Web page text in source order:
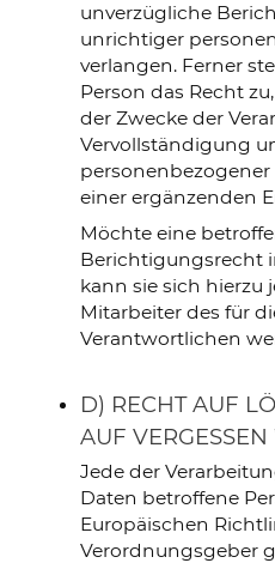
unverzügliche
unrichtiger
verlangen. Ferner
Person das Recht
der Zwecke der
Vervollständigung
einer ergänzenden
Möchte eine
Berichtigungsrecht
kann sie sich hierzu
Mitarbeiter des für
Verantwortlichen
D) RECHT AUF
AUF
Jede der
Daten betroffene
Europäischen
Verordnungsgeber